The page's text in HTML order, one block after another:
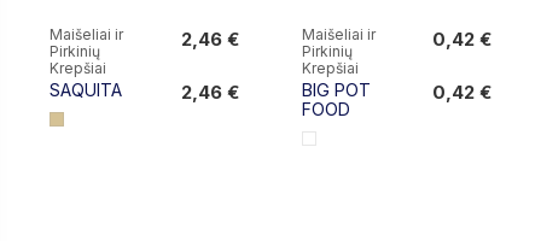
Maišeliai ir
Pirkinių
Krepšiai
SAQUITA
2,46 €
2,46 €
Maišeliai ir
Pirkinių
Krepšiai
BIG POT
FOOD
0,42 €
0,42 €